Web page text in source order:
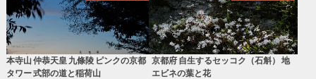
本寺山 仲恭天皇 九條陵 ピンクの京都
タワー 式部の道と稲荷山
京都府 自生するセッコク（石斛） 地
エビネの葉と花